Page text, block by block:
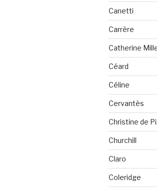
Canetti
Carrère
Catherine
Céard
Céline
Cervantès
Christine de
Churchill
Claro
Coleridge